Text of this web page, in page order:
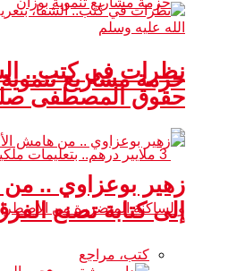
حزمة مشاريع
نظرات في كتب..
حقوق المصطفى
زهير بوعزاوي ..
إلى كتابة تصنع
كتب، مراجع